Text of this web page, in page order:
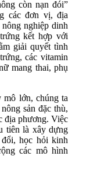
còn nạn đói”
các đơn vị, địa
nghiệp dinh
kết hợp với
giải quyết tình
các vitamin
mang thai, phụ
mô lớn, chúng ta
sản đặc thù,
địa phương. Việc
tiên là xây dựng
học hỏi kinh
các mô hình